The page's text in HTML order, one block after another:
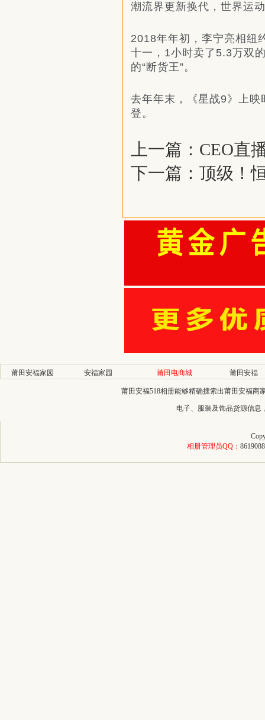
潮流界更新换代，世界运
2018年年初，李宁亮相纽
十一，1小时卖了5.3万双
的“断货王”。
去年年末，《星战9》上
登。
上一篇： CEO直
下一篇： 顶级！
莆田安福家园 安福家园 莆田电商城 莆田安福
莆田安福518相册能够精确搜索出莆田安福商
电子、服装及饰品货源信
相册管理员QQ： 8619088